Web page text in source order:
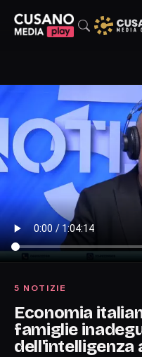
5 NOTIZIE
Economia
famiglie
dell'intelligenza